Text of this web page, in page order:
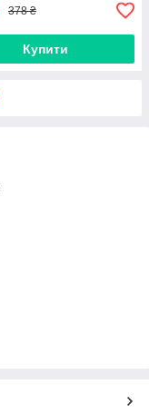
378 ₴
Купити